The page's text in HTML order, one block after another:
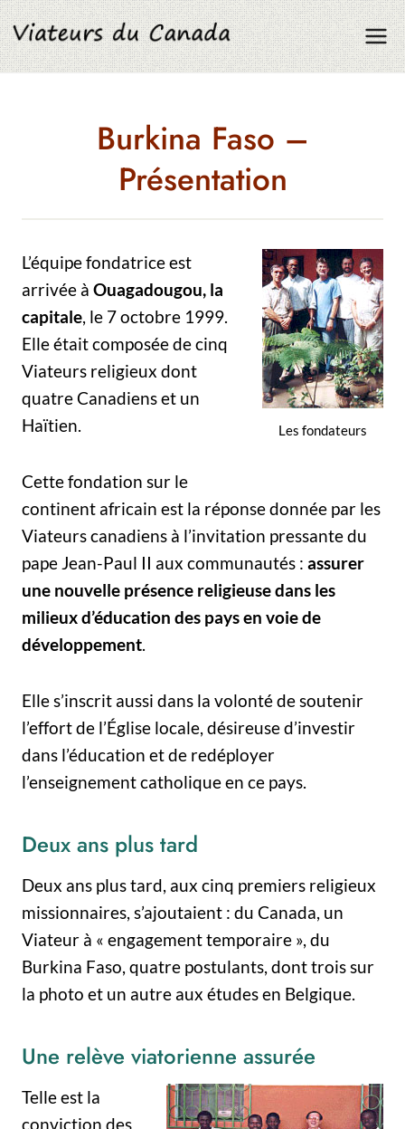
Aller
au
contenu
Burkina Faso –
Présentation
Les fondateurs
L’équipe fondatrice est
arrivée à Ouagadougou, la
capitale, le 7 octobre 1999.
Elle était composée de cinq
Viateurs religieux dont
quatre Canadiens et un
Haïtien.
Cette fondation sur le
continent africain est la réponse donnée par les
Viateurs canadiens à l’invitation pressante du
pape Jean-Paul II aux communautés : assurer
une nouvelle présence religieuse dans les
milieux d’éducation des pays en voie de
développement.
Elle s’inscrit aussi dans la volonté de soutenir
l’effort de l’Église locale, désireuse d’investir
dans l’éducation et de redéployer
l’enseignement catholique en ce pays.
Deux ans plus tard
Deux ans plus tard, aux cinq premiers religieux
missionnaires, s’ajoutaient : du Canada, un
Viateur à « engagement temporaire », du
Burkina Faso, quatre postulants, dont trois sur
la photo et un autre aux études en Belgique.
Une relève viatorienne assurée
Telle est la
conviction des